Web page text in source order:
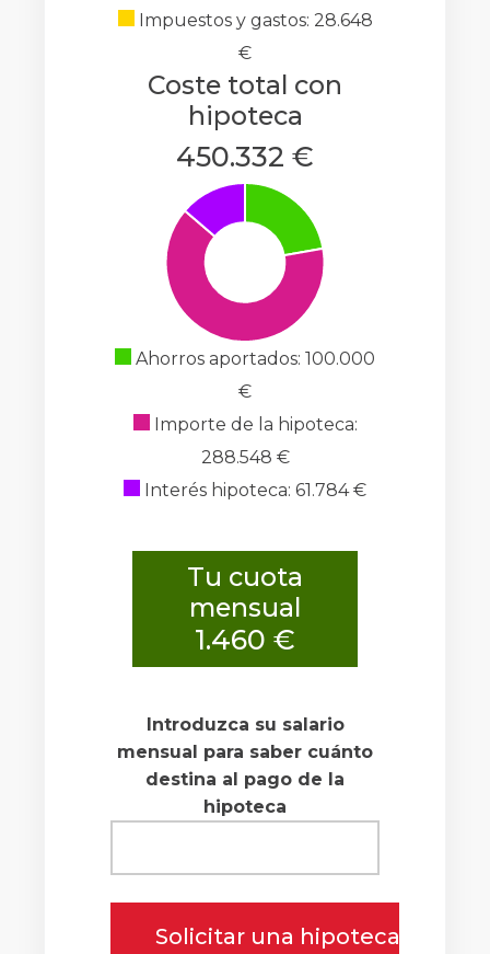
Impuestos y gastos: 28.648
€
Coste total con
hipoteca
450.332 €
Ahorros aportados: 100.000
€
Importe de la hipoteca:
288.548 €
Interés hipoteca: 61.784 €
Tu cuota
mensual
1.460 €
Introduzca su salario
mensual para saber cuánto
destina al pago de la
hipoteca
Solicitar una hipoteca